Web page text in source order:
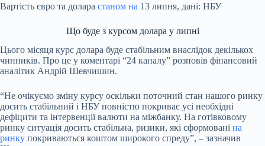
Вартість євро та долара станом на 13 липня, дані: НБУ
Що буде з курсом долара у липні
Цього місяця курс долара буде стабільним внаслідок декількох
чинників. Про це у коментарі “24 каналу” розповів фінансовий
аналітик Андрій Шевчишин.
“Не очікуємо зміну курсу оскільки поточний стан нашого ринку
досить стабільний і НБУ повністю покриває усі необхідні
дефіцити та інтервенції валюти на міжбанку. На готівковому
ринку ситуація досить стабільна, ризики, які сформовані на
ринку покриваються коштом широкого спреду”, – зазначив